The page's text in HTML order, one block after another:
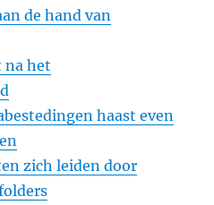
de hand van
na het
haast even
zich leiden door